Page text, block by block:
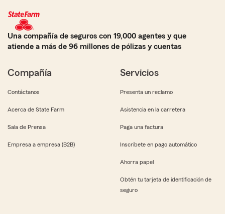
Una compañía de seguros con 19,000 agentes y que
atiende a más de 96 millones de pólizas y cuentas
Compañía
Contáctanos
Acerca de State Farm
Sala de Prensa
Empresa a empresa (B2B)
Servicios
Presenta un reclamo
Asistencia en la carretera
Paga una factura
Inscríbete en pago automático
Ahorra papel
Obtén tu tarjeta de identificación de
seguro